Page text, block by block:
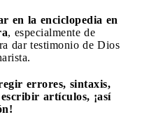
en la enciclopedia en
, especialmente de
dar testimonio de Dios
errores, sintaxis,
artículos, ¡así